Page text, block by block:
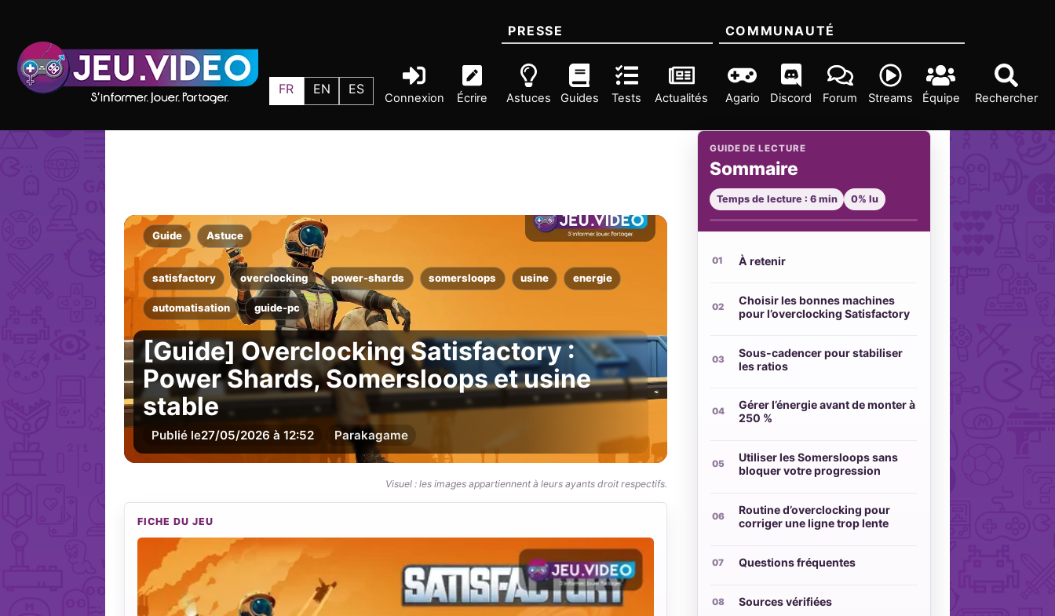
FR EN ES
Connexion Écrire Rechercher
PRESSE
Astuces Guides Tests Actualités
COMMUNAUTÉ
Agario Discord Forum Streams Équipe
Guide Astuce
satisfactory overclocking power-shards somersloops usine energie
automatisation guide-pc
[Guide] Overclocking Satisfactory :
Power Shards, Somersloops et usine
stable
Publié le27/05/2026 à 12:52 Parakagame
Visuel : les images appartiennent à leurs ayants droit respectifs.
FICHE DU JEU
GUIDE DE LECTURE
Sommaire
Temps de lecture : 6 min 0% lu
À retenir
Choisir les bonnes machines
pour l’overclocking Satisfactory
Sous-cadencer pour stabiliser
les ratios
Gérer l’énergie avant de monter à
250 %
Utiliser les Somersloops sans
bloquer votre progression
Routine d’overclocking pour
corriger une ligne trop lente
Questions fréquentes
Sources vérifiées